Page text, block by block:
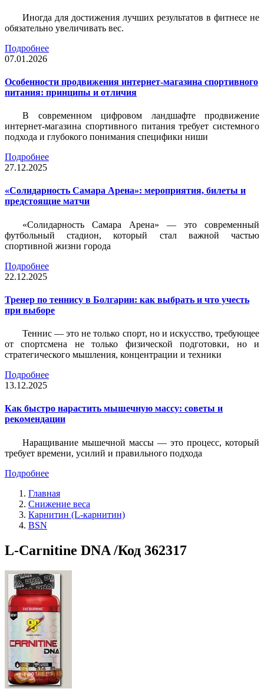
Иногда для достижения лучших результатов в фитнесе не
обязательно увеличивать вес.
Подробнее
07.01.2026
Особенности продвижения интернет-магазина спортивного
питания: принципы и отличия
В современном цифровом ландшафте продвижение
интернет-магазина спортивного питания требует системного
подхода и глубокого понимания специфики ниши
Подробнее
27.12.2025
«Солидарность Самара Арена»: мероприятия, билеты и
предстоящие матчи
«Солидарность Самара Арена» — это современный
футбольный стадион, который стал важной частью
спортивной жизни города
Подробнее
22.12.2025
Тренер по теннису в Болгарии: как выбрать и что учесть
при выборе
Теннис — это не только спорт, но и искусство, требующее
от спортсмена не только физической подготовки, но и
стратегического мышления, концентрации и техники
Подробнее
13.12.2025
Как быстро нарастить мышечную массу: советы и
рекомендации
Наращивание мышечной массы — это процесс, который
требует времени, усилий и правильного подхода
Подробнее
Главная
Снижение веса
Карнитин (L-карнитин)
BSN
L-Carnitine DNA /Код 362317